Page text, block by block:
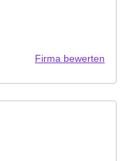
Firma bewerten